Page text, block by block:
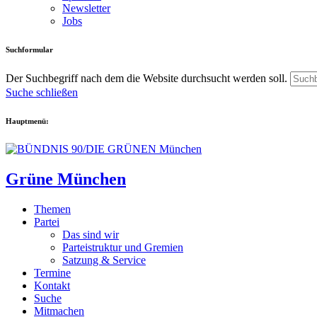
Newsletter
Jobs
Suchformular
Der Suchbegriff nach dem die Website durchsucht werden soll.
Suche schließen
Hauptmenü:
Grüne München
Themen
Partei
Das sind wir
Parteistruktur und Gremien
Satzung & Service
Termine
Kontakt
Suche
Mitmachen